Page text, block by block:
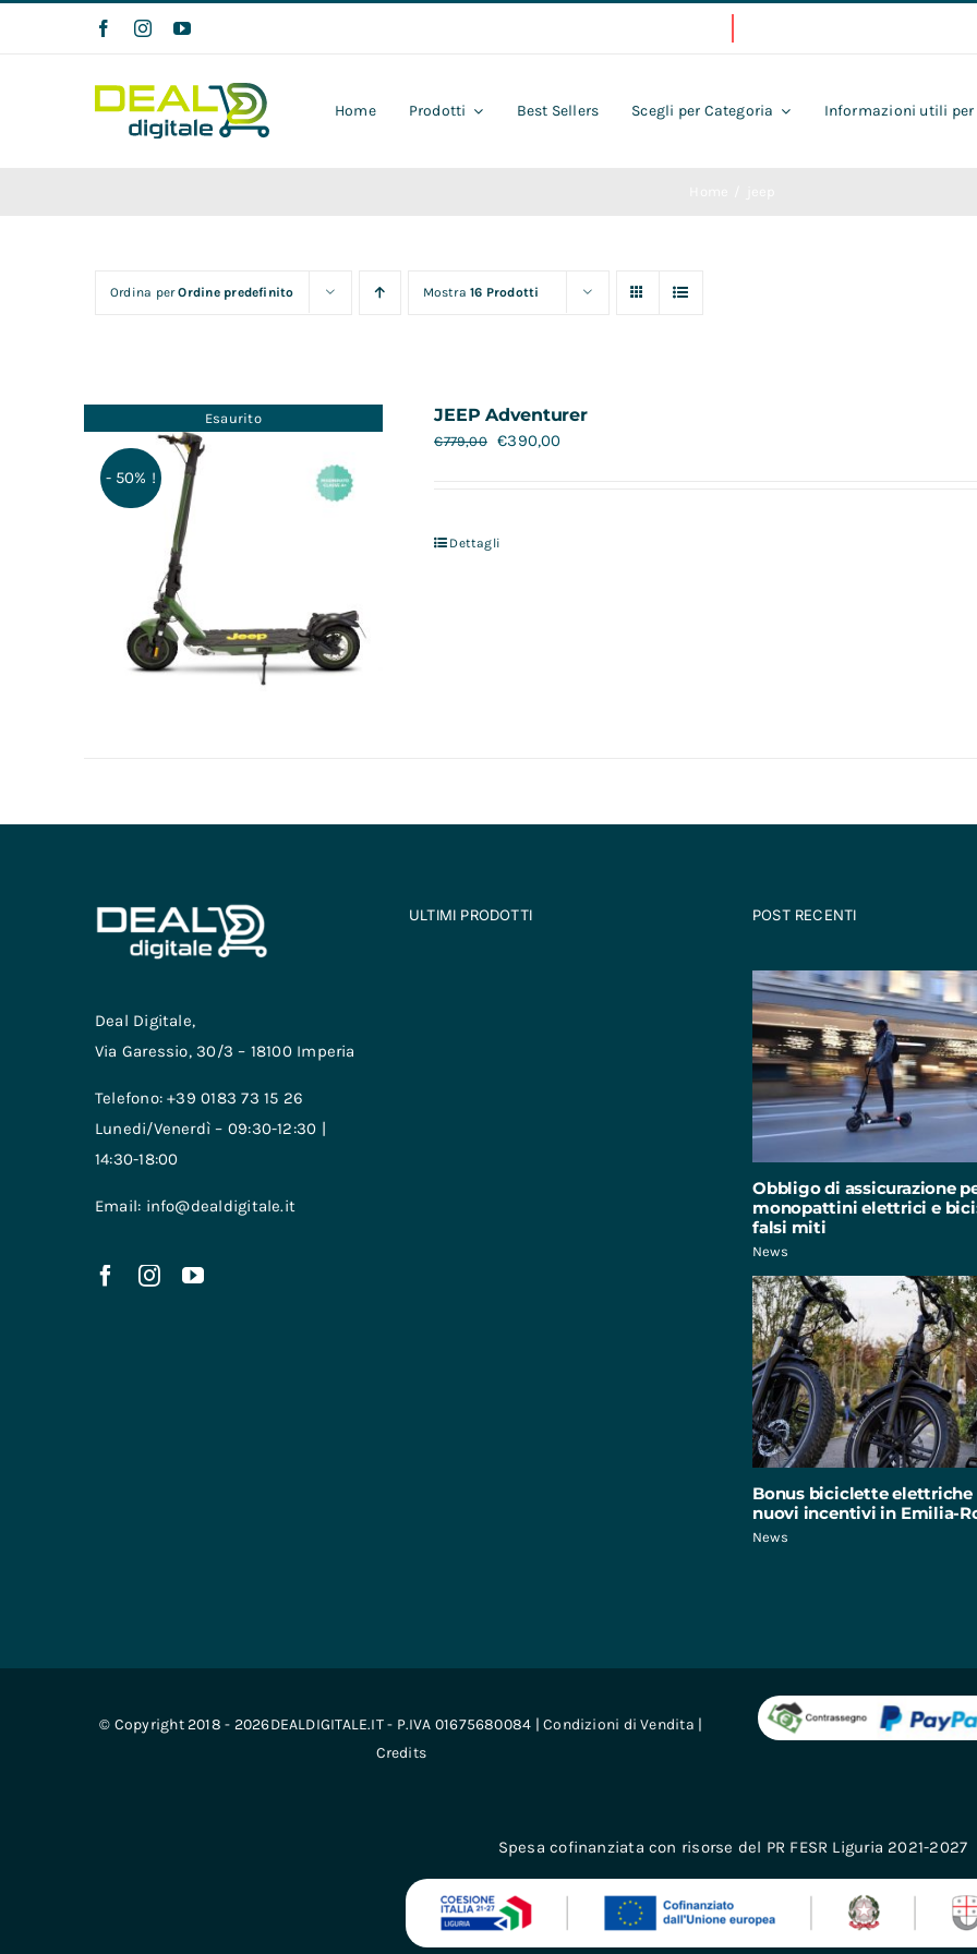
Home Prodotti Best Sellers Scegli per Categoria Informazioni utili per
Ordina perOrdine predefinito Mostra16 Prodotti
Esaurito
- 50% !
JEEP Adventurer
€779,00 €390,00
Dettagli
Deal Digitale,
Via Garessio, 30/3 – 18100 Imperia
Telefono: +39 0183 73 15 26
Lunedi/Venerdì – 09:30-12:30 |
14:30-18:00
Email: info@dealdigitale.it
ULTIMI PRODOTTI POST RECENTI
Obbligo di assicurazione
monopattini elettrici e
falsi miti
News
Bonus biciclette elettriche
nuovi incentivi in Emilia-
News
© Copyright 2018 - 2026DEALDIGITALE.IT - P.IVA 01675680084 |Condizioni di Vendita |
Credits
Spesa cofinanziata con risorse del PR FESR Liguria 2021-2027